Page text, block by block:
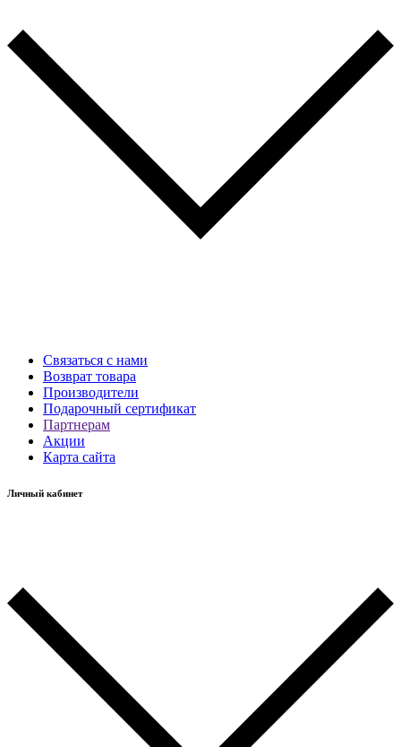
Связаться с нами
Возврат товара
Производители
Подарочный сертификат
Партнерам
Акции
Карта сайта
Личный кабинет